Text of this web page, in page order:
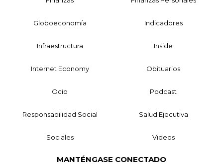
Globoeconomía Indicadores
Infraestructura Inside
Internet Economy Obituarios
Ocio Podcast
Responsabilidad Social Salud Ejecutiva
Sociales Videos
MANTÉNGASE CONECTADO